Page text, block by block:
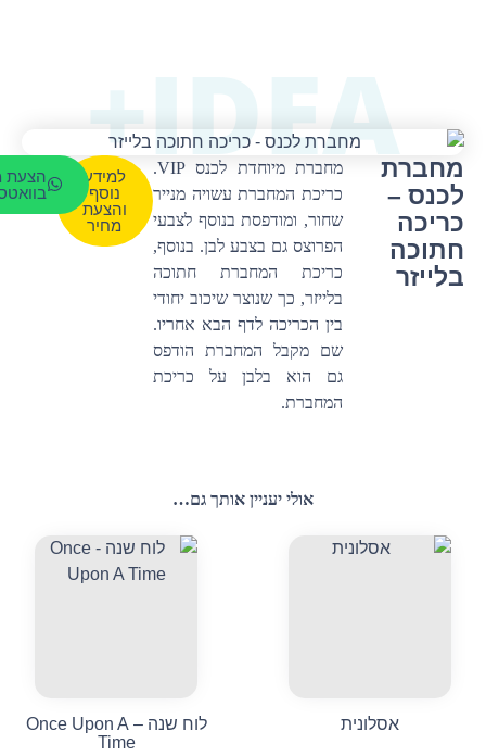
IDEA+מחברת
לכנס –
כריכה
חתוכה
בלייזר
מחברת מיוחדת לכנס VIP.
כריכת המחברת עשויה מנייר
שחור, ומודפסת בנוסף לצבעי
הפרוצס גם בצבע לבן. בנוסף,
כריכת המחברת חתוכה
בלייזר, כך שנוצר שיכוב יחודי
בין הכריכה לדף הבא אחריו.
שם מקבל המחברת הודפס
גם הוא בלבן על כריכת
המחברת.
למידע
נוסף
והצעת
מחיר
הצעת
אולי יעניין אותך גם…
אסלונית
לוח שנה – Once Upon A
Time